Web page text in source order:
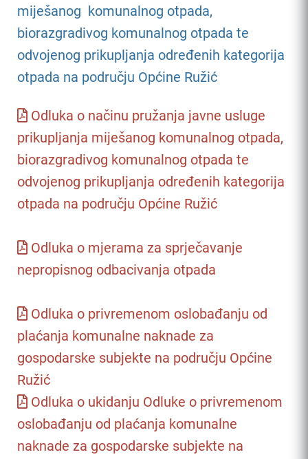
miješanog komunalnog otpada,
biorazgradivog komunalnog otpada te
odvojenog prikupljanja određenih kategorija
otpada na području Općine Ružić
Odluka o načinu pružanja javne usluge
prikupljanja miješanog komunalnog otpada,
biorazgradivog komunalnog otpada te
odvojenog prikupljanja određenih kategorija
otpada na području Općine Ružić
Odluka o mjerama za sprječavanje
nepropisnog odbacivanja otpada
Odluka o privremenom oslobađanju od
plaćanja komunalne naknade za
gospodarske subjekte na području Općine
Ružić
Odluka o ukidanju Odluke o privremenom
oslobađanju od plaćanja komunalne
naknade za gospodarske subjekte na